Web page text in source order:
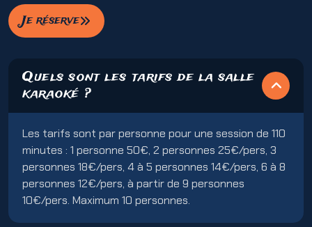
Je réserve
Quels sont les tarifs de la salle
karaoké ?
Les tarifs sont par personne pour une session de 110
minutes : 1 personne 50€, 2 personnes 25€/pers, 3
personnes 18€/pers, 4 à 5 personnes 14€/pers, 6 à 8
personnes 12€/pers, à partir de 9 personnes
10€/pers. Maximum 10 personnes.